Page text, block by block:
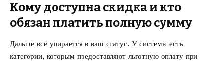
Кому доступна скидка и кто
обязан платить полную сумму
Дальше всё упирается в ваш статус. У системы есть
категории, которым предоставляют льготную оплату при